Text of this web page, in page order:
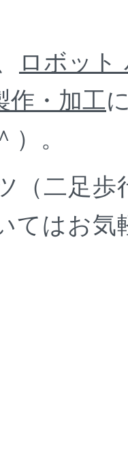
ロボット
作・加工
。
（二足
てはお気